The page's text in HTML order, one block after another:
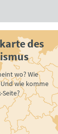
des
wo? Wie
wie komme
Seite?